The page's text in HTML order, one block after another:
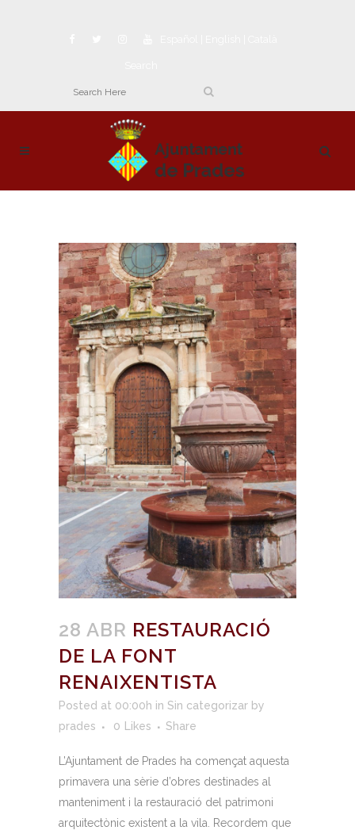
28 ABR RESTAURACIÓ
DE LA FONT
RENAIXENTISTA
Posted at 00:00h in Sin categorizar by
prades
0 Likes Share
L’Ajuntament de Prades ha començat aquesta
primavera una sèrie d’obres destinades al
manteniment i la restauració del patrimoni
arquitectònic existent a la vila. Recordem que